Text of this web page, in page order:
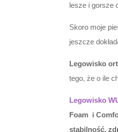
lesze i gorsze
Skoro moje
jeszcze
Legowisko
tego, że o ile
Legowisko
Foam i
stabilność,